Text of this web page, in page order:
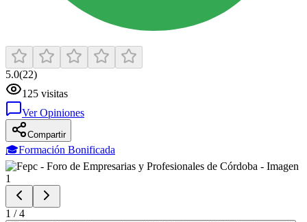
5.0(22)
125 visitas
Ver Opiniones
Compartir
🎓Formación Bonificada
1 /4